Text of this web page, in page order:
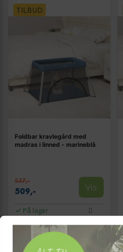
TILBUD
Foldbar kravlegård med
madras i linned - marineblå
537,-
509,- Vis
På lager